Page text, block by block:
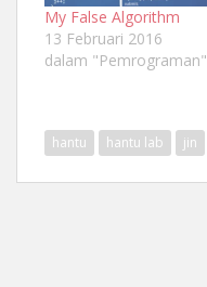
My False Algorithm
13 Februari 2016
dalam "Pemrograman"
hantu hantu lab jin